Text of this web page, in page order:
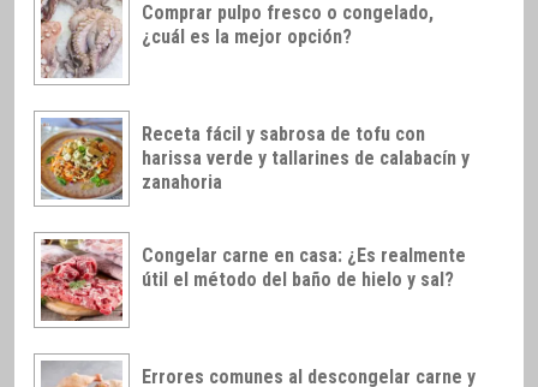
Comprar pulpo fresco o congelado,
¿cuál es la mejor opción?
Receta fácil y sabrosa de tofu con
harissa verde y tallarines de calabacín y
zanahoria
Congelar carne en casa: ¿Es realmente
útil el método del baño de hielo y sal?
Errores comunes al descongelar carne y